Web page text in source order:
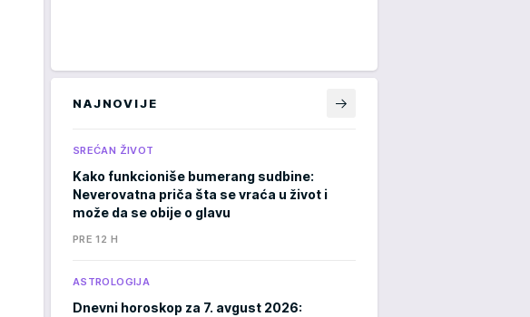
NAJNOVIJE
SREĆAN ŽIVOT
Kako funkcioniše bumerang sudbine:
Neverovatna priča šta se vraća u život i
može da se obije o glavu
PRE 12 H
ASTROLOGIJA
Dnevni horoskop za 7. avgust 2026: